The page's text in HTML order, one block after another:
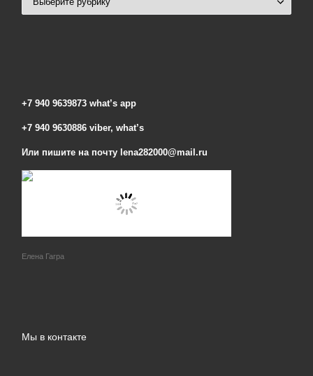
+7 940 9639873 what’s app
+7 940 9630886 viber, what’s
Или пишите на почту lena282000@mail.ru
Елена Гагра
Мы в контакте